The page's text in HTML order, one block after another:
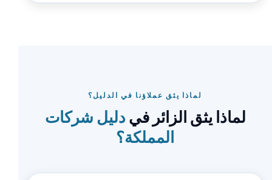
لماذا يثق عملاؤنا في الدليل؟
لماذا يثق الزائر فيدليل شركات
المملكة؟